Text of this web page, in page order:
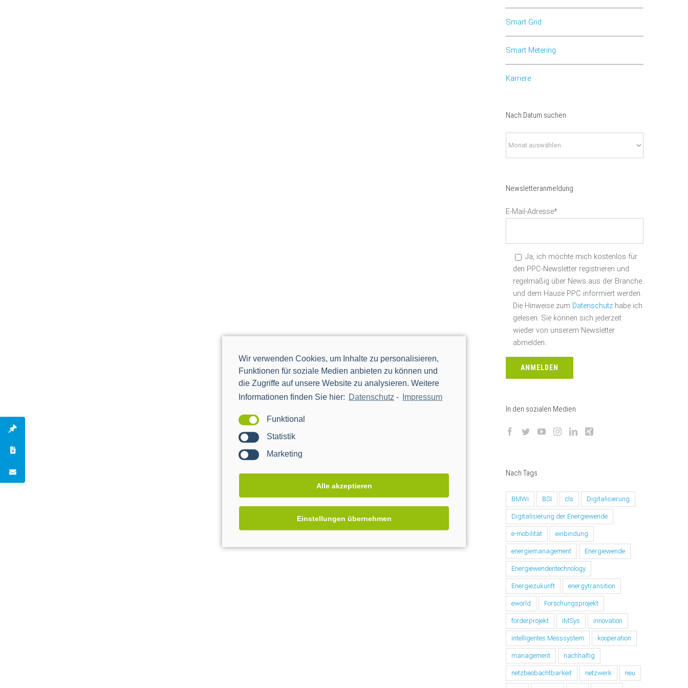
Wir verwenden Cookies, um Inhalte zu personalisieren,
Funktionen für soziale Medien anbieten zu können und
die Zugriffe auf unsere Website zu analysieren. Weitere
Informationen finden Sie hier: Datenschutz - Impressum
Funktional
Statistik
Marketing
Alle akzeptieren
Einstellungen übernehmen
Smart Grid
Smart Metering
Karriere
Nach Datum suchen
Datum
Newsletteranmeldung
E-Mail-Adresse*
Ja, ich möchte mich kostenlos für
den PPC-Newsletter registrieren und
regelmäßig über News aus der Branche
und dem Hause PPC informiert werden.
Die Hinweise zum Datenschutz habe ich
gelesen. Sie können sich jederzeit
wieder von unserem Newsletter
abmelden.
In den sozialen Medien
Nach Tags
BMWi BSI cls Digitalisierung
Digitalisierung der Energiewende
e-mobilität einbindung
energiemanagement Energiewende
Energiewendentechnology
Energiezukunft energytransition
eworld Forschungsprojekt
förderprojekt iMSys innovation
intelligentes Messsystem kooperation
management nachhaltig
netzbeobachtbarkeit netzwerk neu